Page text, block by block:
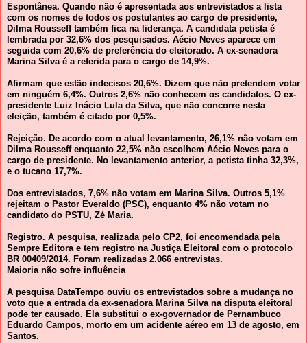
Espontânea. Quando não é apresentada aos entrevistados a lista
com os nomes de todos os postulantes ao cargo de presidente,
Dilma Rousseff também fica na liderança. A candidata petista é
lembrada por 32,6% dos pesquisados. Aécio Neves aparece em
seguida com 20,6% de preferência do eleitorado. A ex-senadora
Marina Silva é a referida para o cargo de 14,9%.
Afirmam que estão indecisos 20,6%. Dizem que não pretendem votar
em ninguém 6,4%. Outros 2,6% não conhecem os candidatos. O ex-
presidente Luiz Inácio Lula da Silva, que não concorre nesta
eleição, também é citado por 0,5%.
Rejeição. De acordo com o atual levantamento, 26,1% não votam em
Dilma Rousseff enquanto 22,5% não escolhem Aécio Neves para o
cargo de presidente. No levantamento anterior, a petista tinha 32,3%,
e o tucano 17,7%.
Dos entrevistados, 7,6% não votam em Marina Silva. Outros 5,1%
rejeitam o Pastor Everaldo (PSC), enquanto 4% não votam no
candidato do PSTU, Zé Maria.
Registro. A pesquisa, realizada pelo CP2, foi encomendada pela
Sempre Editora e tem registro na Justiça Eleitoral com o protocolo
BR 00409/2014. Foram realizadas 2.066 entrevistas.
Maioria não sofre influência
A pesquisa DataTempo ouviu os entrevistados sobre a mudança no
voto que a entrada da ex-senadora Marina Silva na disputa eleitoral
pode ter causado. Ela substitui o ex-governador de Pernambuco
Eduardo Campos, morto em um acidente aéreo em 13 de agosto, em
Santos.